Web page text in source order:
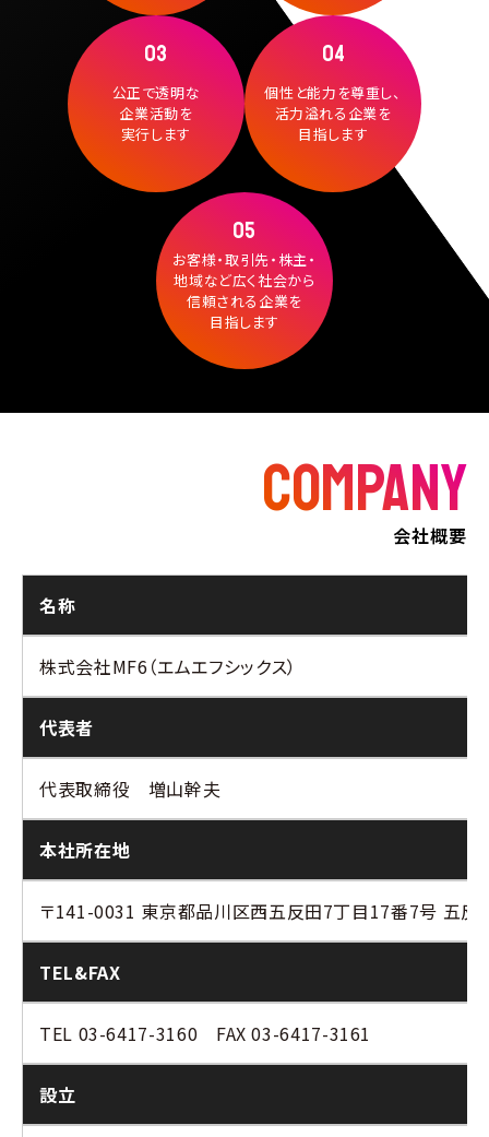
03
公正で透明な
企業活動を
実行します
04
個性と能力を尊重し、
活力溢れる企業を
目指します
05
お客様・取引先・株主・
地域など広く社会から
信頼される企業を
目指します
COMPANY
会社概要
名称
株式会社MF6（エムエフシックス）
代表者
代表取締役 増山幹夫
本社所在地
〒141-0031 東京都品川区西五反田7丁目17番7号 五反
TEL&FAX
TEL 03-6417-3160 FAX 03-6417-3161
設立